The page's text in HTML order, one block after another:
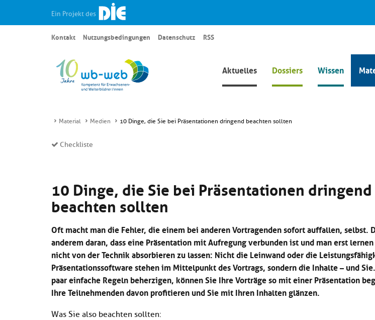
Ein Projekt des
Aktuelles Dossiers Wissen
Kontakt Nutzungsbedingungen Datenschutz RSS
Material Medien 10 Dinge, die Sie bei Präsentationen dringend beachten sollten
Checkliste
10 Dinge, die Sie bei Präsentationen dringend
beachten sollten
Oft macht man die Fehler, die einem bei anderen Vortragenden sofort auffallen, selbst.
anderem daran, dass eine Präsentation mit Aufregung verbunden ist und man erst
nicht von der Technik absorbieren zu lassen: Nicht die Leinwand oder die
Präsentationssoftware stehen im Mittelpunkt des Vortrags, sondern die Inhalte – und
paar einfache Regeln beherzigen, können Sie Ihre Vorträge so mit einer Präsentation
Ihre Teilnehmenden davon profitieren und Sie mit Ihren Inhalten glänzen.
Was Sie also beachten sollten: